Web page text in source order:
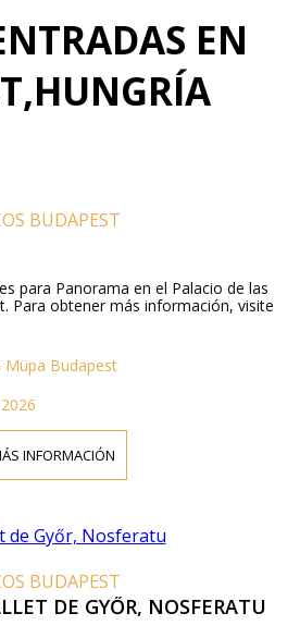
EN
BUDAPEST
para Panorama en el Palacio de las
Para obtener más información, visite
Müpa Budapest
INFORMACIÓN
BUDAPEST
DE GYŐR, NOSFERATU